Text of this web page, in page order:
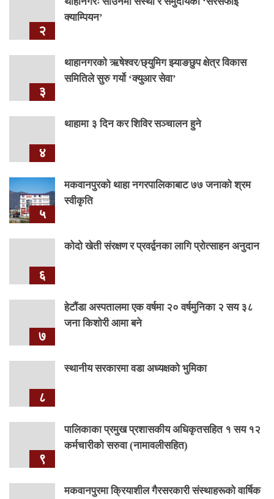
२
क्याम्पियन’
३
थाहानगरकाे ऋषेश्वर/छ्युमिग झ्याङछुप क्षेत्र विकास
समितिले सुरु गर्यो ‘क्युआर सेवा’
४
थाहामा ३ दिन कर शिविर सञ्चालन हुने
५
मकवानपुरको थाहा नगरपालिकाबाट ७७ जनाको श्रम
स्वीकृति
६
कोदो खेती संरक्षण र प्रवर्द्वनका लागि प्रोत्साहन अनुदान
७
हेटौंडा अस्पतालमा एक वर्षमा २० वर्षमुनिका २ सय ३८
जना किशोरी आमा बने
८
स्थानीय सरकारमा वडा अध्यक्षको भुमिका
९
पालिकाका प्रमुख प्रशासकीय अधिकृतसहित १ सय १२
कर्मचारीको सरुवा (नामावलीसहित)
मकवानपुरमा क्रियाशील गैरसरकारी संस्थाहरूको वार्षिक